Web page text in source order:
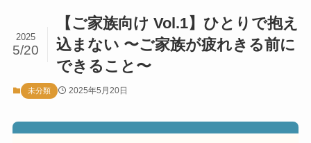
【ご家族向け Vol.1】ひとりで抱え
込まない 〜ご家族が疲れきる前に
できること〜
2025
5/20
未分類 2025年5月20日